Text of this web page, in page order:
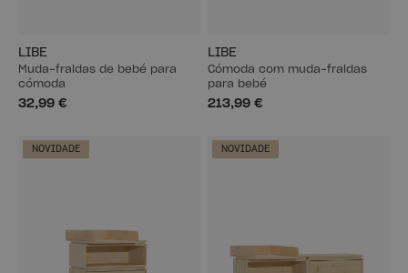
LIBE
Muda-fraldas de bebé para
cómoda
32,99 €
LIBE
Cómoda com muda-fraldas
para bebé
213,99 €
NOVIDADE NOVIDADE